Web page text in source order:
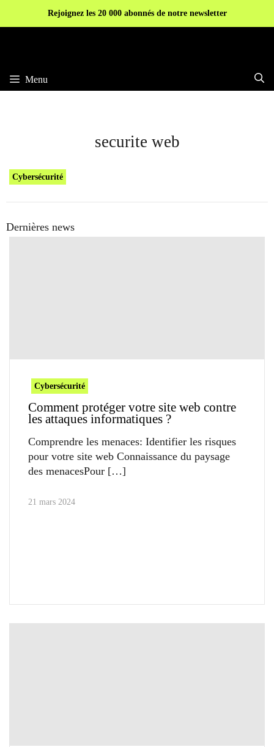
Rejoignez les 20 000 abonnés de notre newsletter
Menu
securite web
Cybersécurité
Dernières news
Cybersécurité
Comment protéger votre site web contre
les attaques informatiques ?
Comprendre les menaces: Identifier les risques
pour votre site web Connaissance du paysage
des menacesPour
21 mars 2024